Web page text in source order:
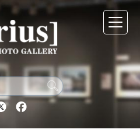
Twitter Facebook